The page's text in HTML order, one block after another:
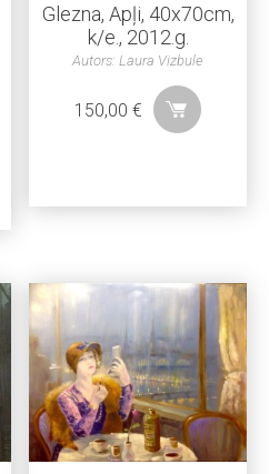
Glezna, Apļi, 40x70cm,
k/e., 2012.g.
Autors: Laura Vizbule
150,00€